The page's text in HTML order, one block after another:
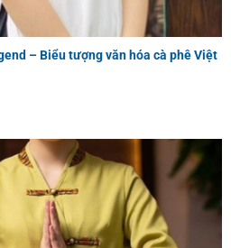
– Biểu tượng văn hóa cà phê Việt